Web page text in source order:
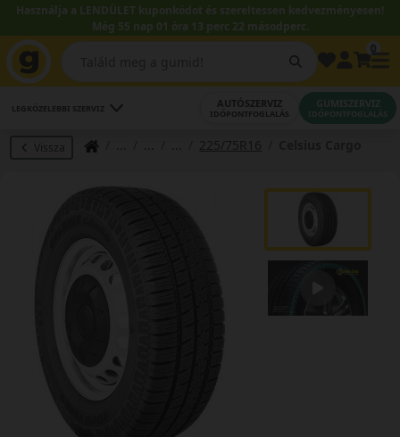
Használja a LENDÜLET kuponkódot és szereltessen kedvezményesen!
Még 55 nap 01 óra 13 perc 22 másodperc.
LEGKÖZELEBBI SZERVIZ AUTÓSZERVIZ
IDŐPONTFOGLALÁS
GUMISZERVIZ
IDŐPONTFOGLALÁS
Vissza 225/75R16